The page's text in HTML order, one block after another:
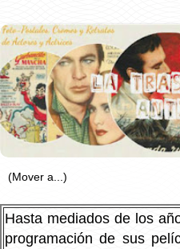
Hasta mediados de los
programación de sus